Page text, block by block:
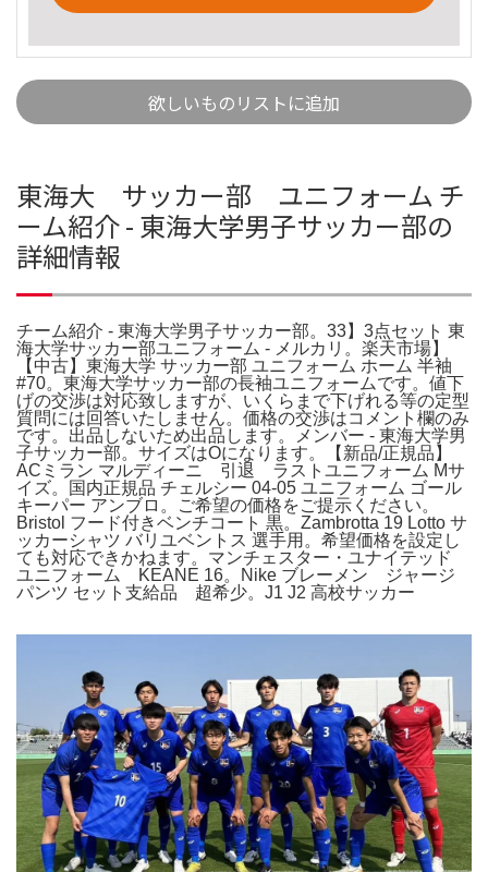
欲しいものリストに追加
東海大 サッカー部 ユニフォーム チ
ーム紹介 - 東海大学男子サッカー部の
詳細情報
チーム紹介 - 東海大学男子サッカー部。33】3点セット 東
海大学サッカー部ユニフォーム - メルカリ。楽天市場】
【中古】東海大学 サッカー部 ユニフォーム ホーム 半袖
#70。東海大学サッカー部の長袖ユニフォームです。値下
げの交渉は対応致しますが、いくらまで下げれる等の定型
質問には回答いたしません。価格の交渉はコメント欄のみ
です。出品しないため出品します。メンバー - 東海大学男
子サッカー部。サイズはOになります。【新品/正規品】
ACミラン マルディーニ 引退 ラストユニフォーム Mサ
イズ。国内正規品 チェルシー 04-05 ユニフォーム ゴール
キーパー アンブロ。ご希望の価格をご提示ください。
Bristol フード付きベンチコート 黒。Zambrotta 19 Lotto サ
ッカーシャツ バリユベントス 選手用。希望価格を設定し
ても対応できかねます。マンチェスター・ユナイテッド
ユニフォーム KEANE 16。Nike ブレーメン ジャージ
パンツ セット支給品 超希少。J1 J2 高校サッカー